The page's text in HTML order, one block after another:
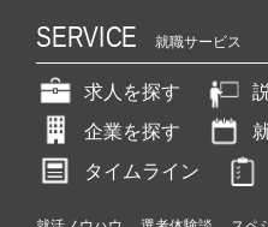
SERVICE 就職サービス
求人を探す
企業を探す
タイムライン